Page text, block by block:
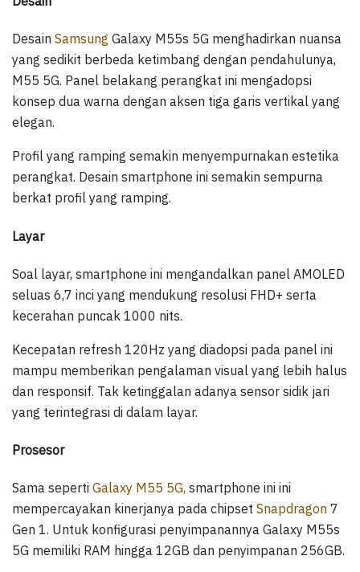
Desain Samsung Galaxy M55s 5G menghadirkan nuansa
yang sedikit berbeda ketimbang dengan pendahulunya,
M55 5G. Panel belakang perangkat ini mengadopsi
konsep dua warna dengan aksen tiga garis vertikal yang
elegan.
Profil yang ramping semakin menyempurnakan estetika
perangkat. Desain smartphone ini semakin sempurna
berkat profil yang ramping.
Layar
Soal layar, smartphone ini mengandalkan panel AMOLED
seluas 6,7 inci yang mendukung resolusi FHD+ serta
kecerahan puncak 1000 nits.
Kecepatan refresh 120Hz yang diadopsi pada panel ini
mampu memberikan pengalaman visual yang lebih halus
dan responsif. Tak ketinggalan adanya sensor sidik jari
yang terintegrasi di dalam layar.
Prosesor
Sama seperti Galaxy M55 5G, smartphone ini ini
mempercayakan kinerjanya pada chipset Snapdragon 7
Gen 1. Untuk konfigurasi penyimpanannya Galaxy M55s
5G memiliki RAM hingga 12GB dan penyimpanan 256GB.